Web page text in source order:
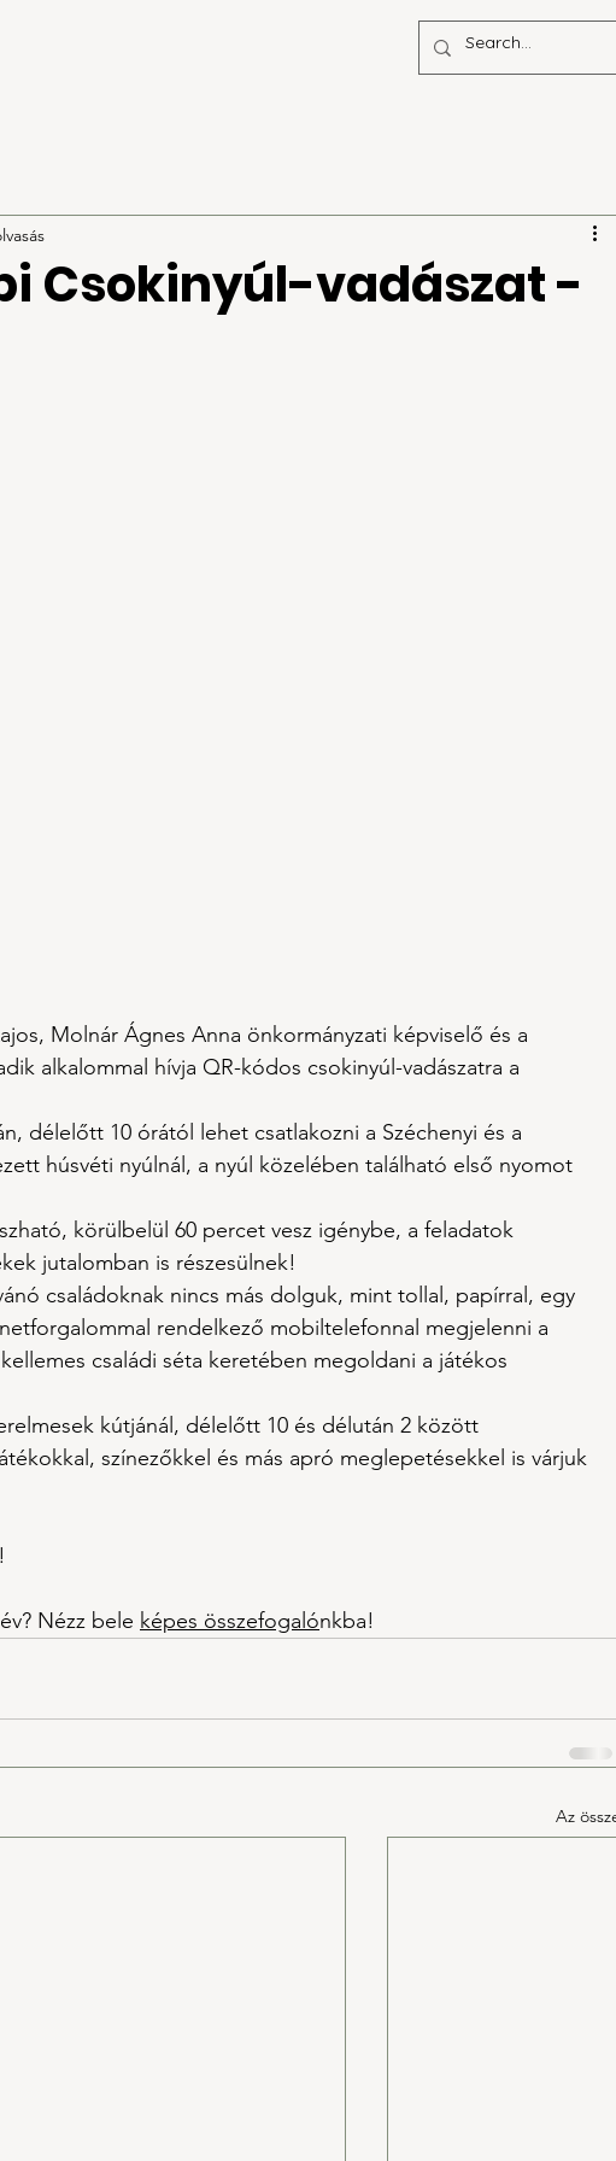
Csokinyúl-vadászat -
Molnár Ágnes Anna önkormányzati képviselő és a
alkalommal hívja QR-kódos csokinyúl-vadászatra a
délelőtt 10 órától lehet csatlakozni a Széchenyi és a
húsvéti nyúlnál, a nyúl közelében található első nyomot
körülbelül 60 percet vesz igénybe, a feladatok
jutalomban is részesülnek!
családoknak nincs más dolguk, mint tollal, papírral, egy
rendelkező mobiltelefonnal megjelenni a
családi séta keretében megoldani a játékos
kútjánál, délelőtt 10 és délután 2 között
színezőkkel és más apró meglepetésekkel is várjuk
Nézz bele képes összefogalónkba!
Az